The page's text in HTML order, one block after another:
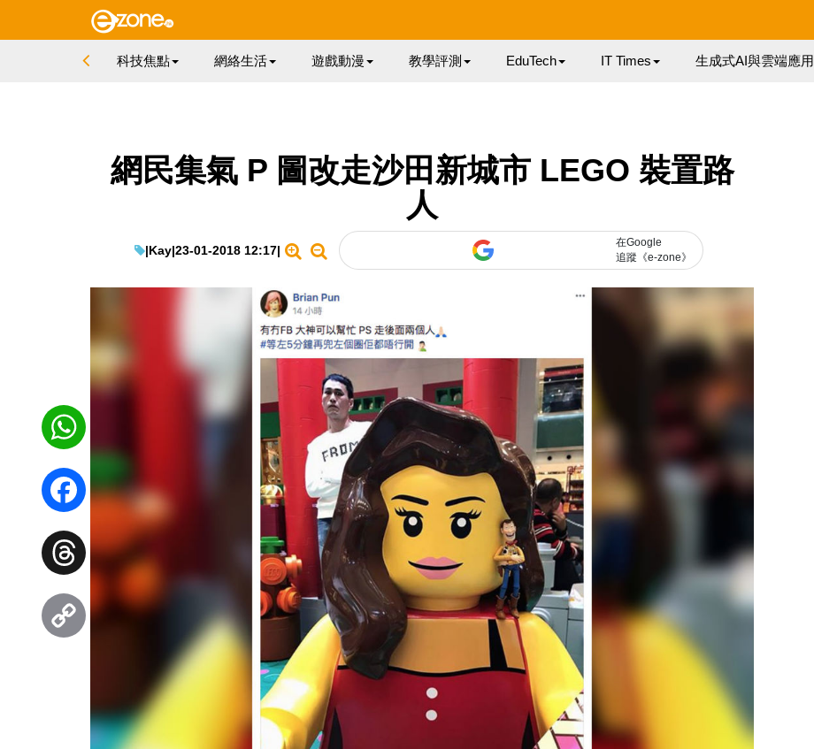
科技焦點 網絡生活 遊戲動漫 教學評測 EduTech IT Times 生成式AI與雲端應用
網民集氣 P 圖改走沙田新城市 LEGO 裝置路
人
|Kay|23-01-2018 12:17|
在Google
追蹤《e-zone》
WhatsApp
Facebook
Threads